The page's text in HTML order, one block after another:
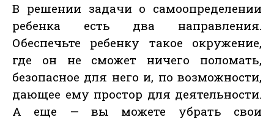
В решении задачи о самоопределении
ребенка есть два направления.
Обеспечьте ребенку такое окружение,
где он не сможет ничего поломать,
безопасное для него и, по возможности,
дающее ему простор для деятельности.
А еще — вы можете убрать свои